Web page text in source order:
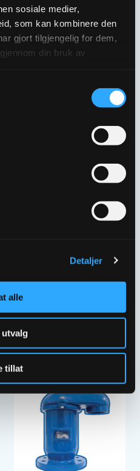
sosiale medier,
som kan kombinere den
gjort tilgjengelig for dem,
din bruk av
Detaljer
alle
tillat
DOROT LUFTEVENTIL
DN100 MH-DAV-KA
DOROT LUFTEVENTIL